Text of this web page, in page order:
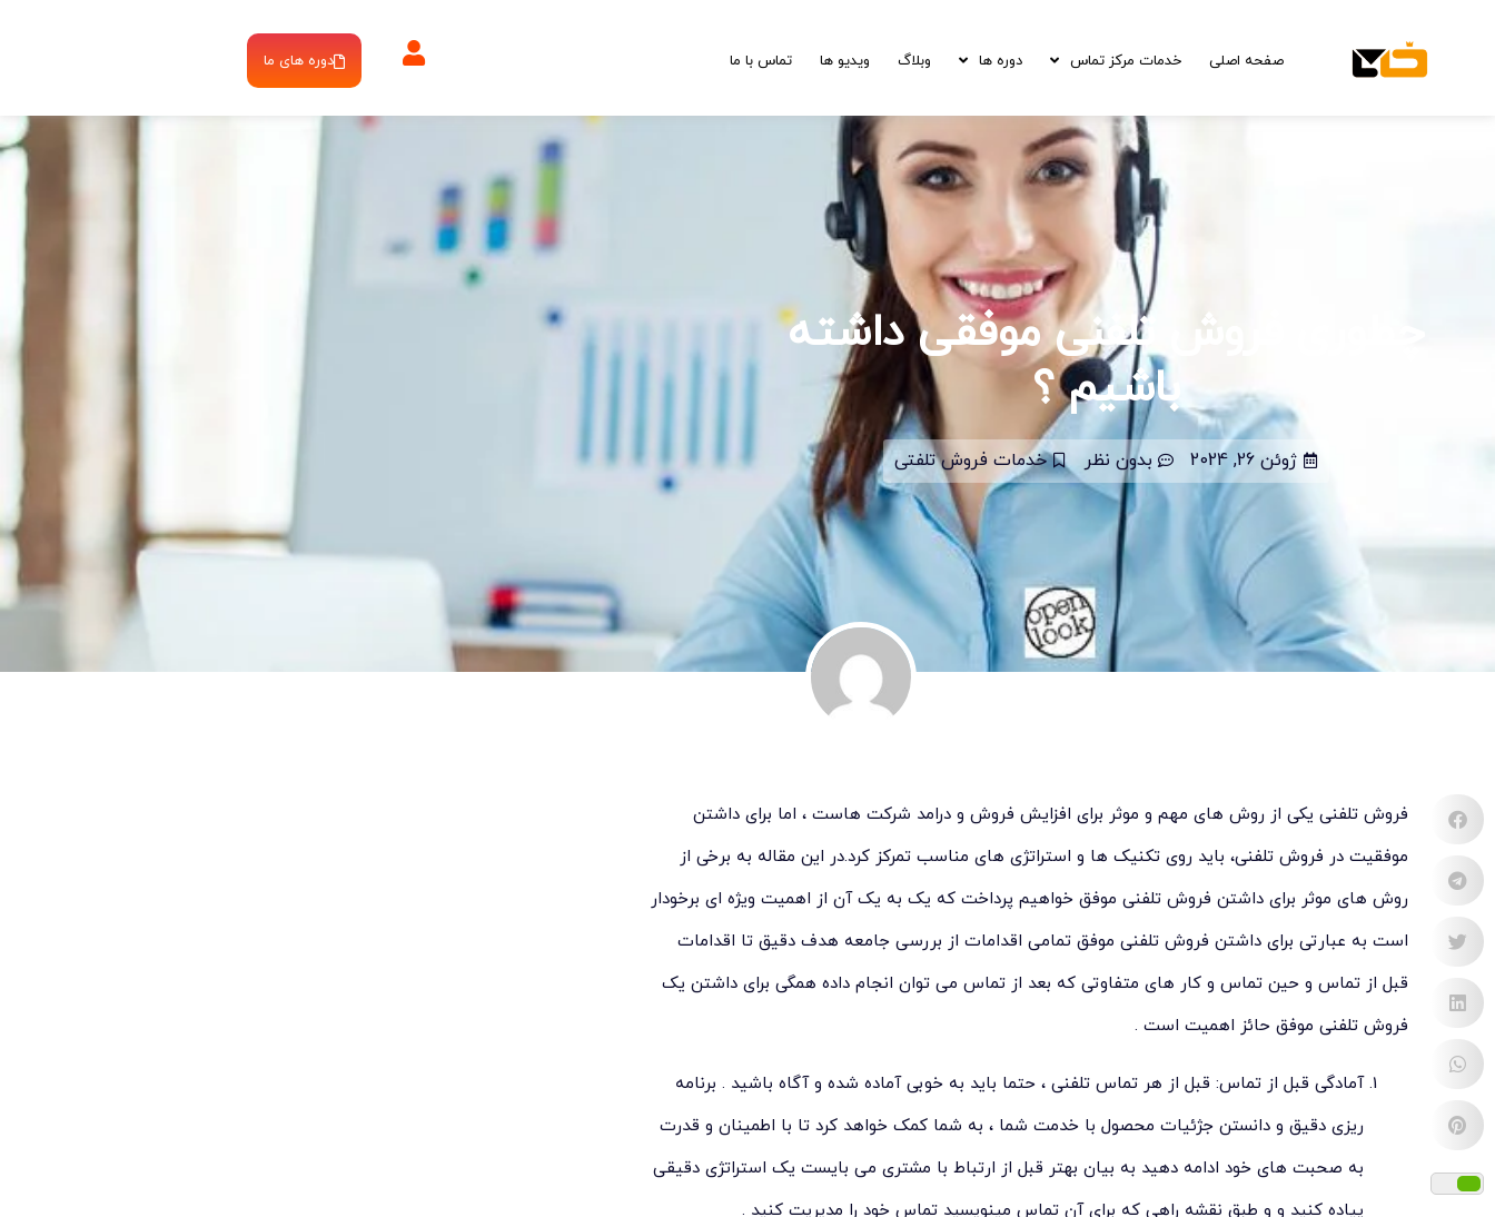
صفحه اصلی خدمات مرکز تماس دوره ها وبلاگ ویدیو ها تماس با ما دوره های ما
چطوری فروش تلفنی موفقی داشته
باشیم ؟
ژوئن 26, 2024 بدون نظر خدمات فروش تلفتی
فروش تلفنی یکی از روش های مهم و موثر برای افزایش فروش و درامد شرکت هاست ، اما برای داشتن
موفقیت در فروش تلفنی، باید روی تکنیک ها و استراتژی های مناسب تمرکز کرد.در این مقاله به برخی از
روش های موثر برای داشتن فروش تلفنی موفق خواهیم پرداخت که یک به یک آن از اهمیت ویژه ای برخودار
است به عبارتی برای داشتن فروش تلفنی موفق تمامی اقدامات از بررسی جامعه هدف دقیق تا اقدامات
قبل از تماس و حین تماس و کار های متفاوتی که بعد از تماس می توان انجام داده همگی برای داشتن یک
فروش تلفنی موفق حائز اهمیت است .
آمادگی قبل از تماس: قبل از هر تماس تلفنی ، حتما باید به خوبی آماده شده و آگاه باشید . برنامه
ریزی دقیق و دانستن جژئیات محصول با خدمت شما ، به شما کمک خواهد کرد تا با اطمینان و قدرت
به صحبت های خود ادامه دهید به بیان بهتر قبل از ارتباط با مشتری می بایست یک استراتژی دقیقی
پیاده کنید و و طبق نقشه راهی که برای آن تماس مینویسید تماس خود را مدیریت کنید .